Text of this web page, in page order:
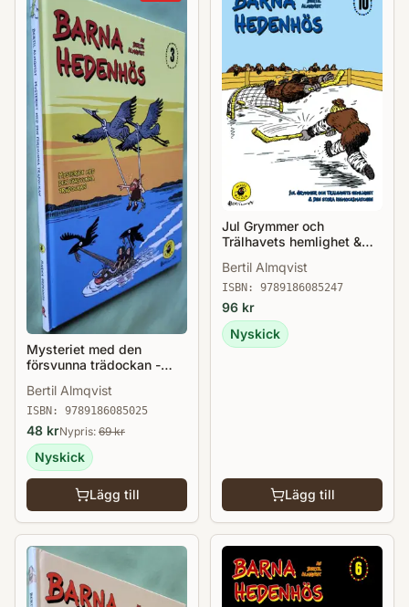
Mysteriet med den
försvunna trädockan -
Bertil Almqvist
ISBN: 9789186085025
48 krNypris: 69kr
Nyskick
Lägg till
Jul Grymmer och
Trälhavets hemlighet &
issmockimatchen - Barna
Hedenhös 10
Bertil Almqvist
ISBN: 9789186085247
96 kr
Nyskick
Lägg till